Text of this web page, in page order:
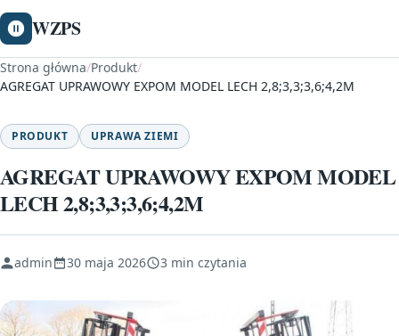
WZPS
Strona główna/Produkt/
AGREGAT UPRAWOWY EXPOM MODEL LECH 2,8;3,3;3,6;4,2M
PRODUKT UPRAWA ZIEMI
AGREGAT UPRAWOWY EXPOM MODEL
LECH 2,8;3,3;3,6;4,2M
admin 30 maja 2026 3 min czytania